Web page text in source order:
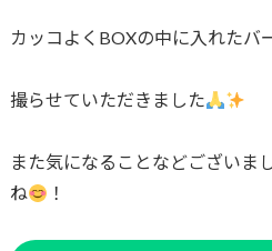
カッコよくBOXの中に入れたバ
撮らせていただきました
また気になることなどございま
ね
！